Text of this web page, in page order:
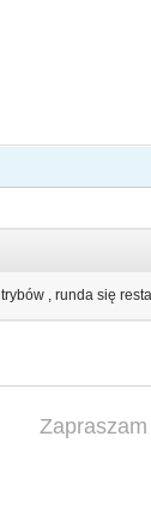
, runda się